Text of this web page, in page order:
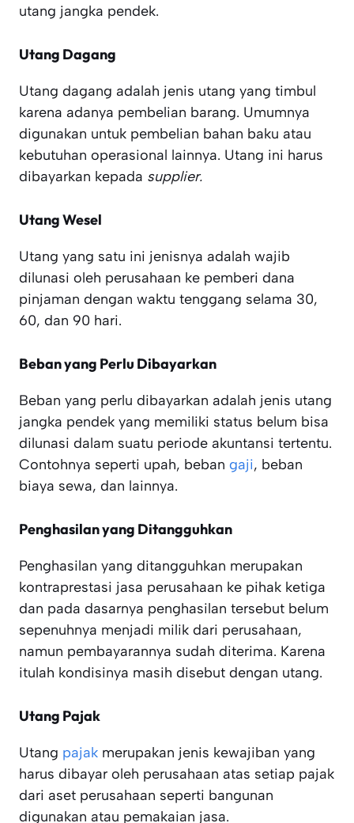
utang jangka pendek.
Utang Dagang
Utang dagang adalah jenis utang yang timbul
karena adanya pembelian barang. Umumnya
digunakan untuk pembelian bahan baku atau
kebutuhan operasional lainnya. Utang ini harus
dibayarkan kepada supplier.
Utang Wesel
Utang yang satu ini jenisnya adalah wajib
dilunasi oleh perusahaan ke pemberi dana
pinjaman dengan waktu tenggang selama 30,
60, dan 90 hari.
Beban yang Perlu Dibayarkan
Beban yang perlu dibayarkan adalah jenis utang
jangka pendek yang memiliki status belum bisa
dilunasi dalam suatu periode akuntansi tertentu.
Contohnya seperti upah, beban gaji, beban
biaya sewa, dan lainnya.
Penghasilan yang Ditangguhkan
Penghasilan yang ditangguhkan merupakan
kontraprestasi jasa perusahaan ke pihak ketiga
dan pada dasarnya penghasilan tersebut belum
sepenuhnya menjadi milik dari perusahaan,
namun pembayarannya sudah diterima. Karena
itulah kondisinya masih disebut dengan utang.
Utang Pajak
Utang pajak merupakan jenis kewajiban yang
harus dibayar oleh perusahaan atas setiap pajak
dari aset perusahaan seperti bangunan
digunakan atau pemakaian jasa.